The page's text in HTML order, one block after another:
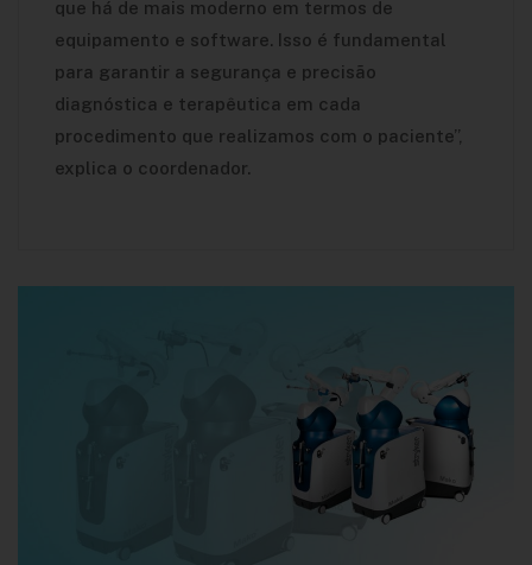
que há de mais moderno em termos de
equipamento e software. Isso é fundamental
para garantir a segurança e precisão
diagnóstica e terapêutica em cada
procedimento que realizamos com o paciente”,
explica o coordenador.